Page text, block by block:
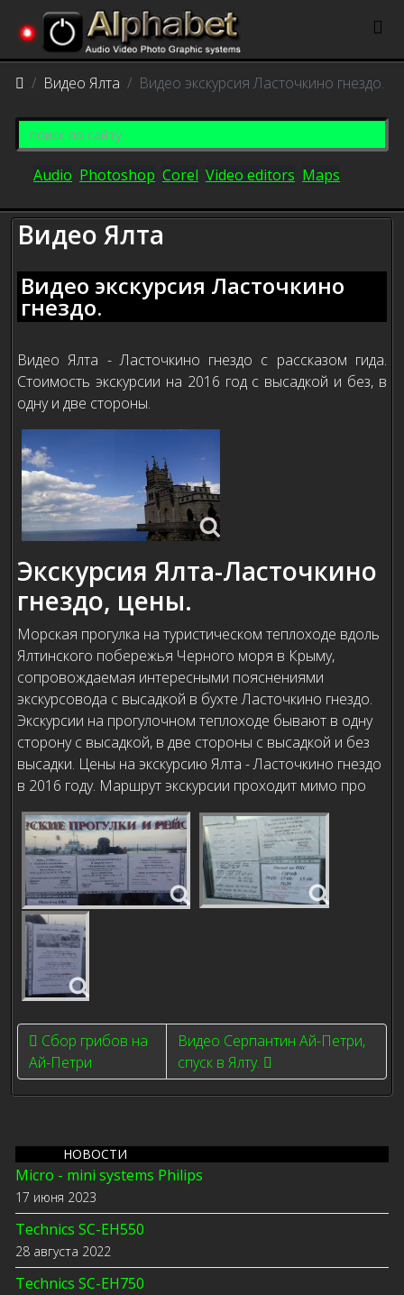
Видео Ялта Видео экскурсия Ласточкино гнездо.
Audio Photoshop Corel Video editors Maps
Видео Ялта
Видео экскурсия Ласточкино
гнездо.
Видео Ялта - Ласточкино гнездо с рассказом гида.
Стоимость экскурсии на 2016 год с высадкой и без, в
одну и две стороны.
Экскурсия Ялта-Ласточкино
гнездо, цены.
Морская прогулка на туристическом теплоходе вдоль
Ялтинского побережья Черного моря в Крыму,
сопровождаемая интересными пояснениями
экскурсовода с высадкой в бухте Ласточкино гнездо.
Экскурсии на прогулочном теплоходе бывают в одну
сторону с высадкой, в две стороны с высадкой и без
высадки. Цены на экскурсию Ялта - Ласточкино гнездо
в 2016 году. Маршрут экскурсии проходит мимо про
Previous article: Сбор грибов на Ай-Петри
Сбор грибов на
Ай-Петри
Next article: Видео Серпантин Ай-
Видео Серпантин Ай-Петри,
спуск в Ялту.
НОВОСТИ
Micro - mini systems Philips
17 июня 2023
Technics SC-EH550
28 августа 2022
Technics SC-EH750